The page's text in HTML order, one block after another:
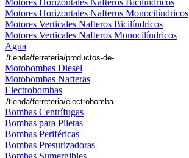
Motores Horizontales Nafteros Bicilíndricos
Motores Horizontales Nafteros Monocilíndricos
Motores Verticales Nafteros Bicilíndricos
Motores Verticales Nafteros Monocilíndricos
Agua
Motobombas Diesel
Motobombas Nafteras
Electrobombas
Bombas Centrífugas
Bombas para Piletas
Bombas Periféricas
Bombas Presurizadoras